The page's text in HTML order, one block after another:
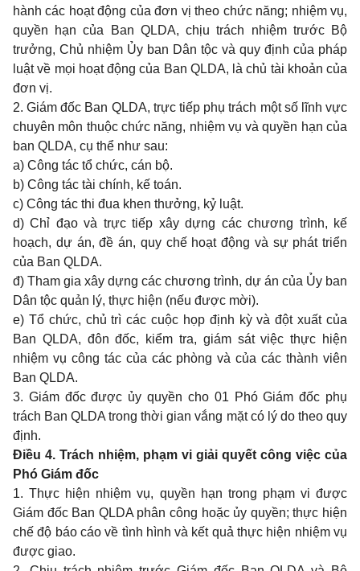
hành các hoạt động của đơn vị theo chức năng; nhiệm vụ,
quyền hạncủa Ban QLDA, chịu trách nhiệm trước Bộ
trưởng, Chủ nhiệm Ủy ban Dân tộc và quy định của pháp
luật về mọi hoạt động của Ban QLDA, làchủ tài khoản của
đơn vị.
2. Giám đốc Ban QLDA, trực tiếp phụtrách một số lĩnh vực
chuyên môn thuộc chức năng, nhiệm vụ vàquyền hạn của
ban QLDA, cụ thể như sau:
a) Công tác tổ chức, cán bộ.
b) Công tác tài chính, kế toán.
c) Công tác thi đua khen thưởng, kỷ luật.
d) Chỉ đạo và trực tiếp xây dựng các chương trình, kế
hoạch, dự án, đề án, quy chế hoạt động và sự phát triển
của Ban QLDA.
đ) Tham gia xây dựng các chương trình, dự án của Ủy ban
Dân tộc quản lý, thực hiện (nếu được mời).
e) Tổ chức, chủ trì các cuộc họp định kỳvà đột xuất của
Ban QLDA, đôn đốc, kiểm tra, giám sát việc thực hiện
nhiệm vụ công tác của các phòng và của các thành viên
Ban QLDA.
3. Giám đốc được ủy quyền cho 01 PhóGiám đốc phụ
trách Ban QLDA trong thời gian vắng mặt có lý do theo quy
định.
Điều 4. Trách nhiệm, phạm vi giải quyết công việc của
Phó Giám đốc
1. Thực hiện nhiệm vụ, quyền hạn trong phạm vi được
Giám đốc Ban QLDA phân công hoặc ủy quyền;thực hiện
chế độ báo cáo về tình hình và kết quả thực hiện nhiệm vụ
được giao.